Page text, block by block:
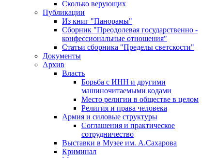
Сколько верующих
Публикации
Из книг "Панорамы"
Сборник "Преодолевая государственно -
конфессиональные отношения"
Статьи сборника "Пределы светскости"
Документы
Архив
Власть
Борьба с ИНН и другими
машиночитаемыми кодами
Место религии в обществе в целом
Религия и права человека
Армия и силовые структуры
Соглашения и практическое
сотрудничество
Выставки в Музее им. А.Сахарова
Криминал